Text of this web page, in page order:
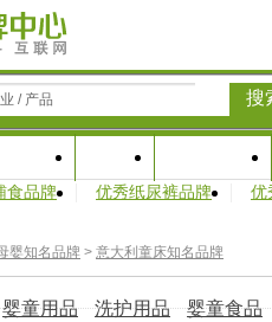
/ 产品 搜
食品牌 优秀纸尿裤品牌
优
婴知名品牌 > 意大利童床知名品牌
婴童用品 洗护用品
婴童食品